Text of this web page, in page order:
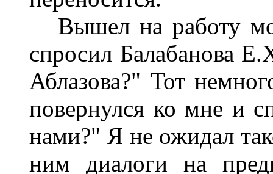
Вышел на работу
спросил Балабанова
Аблазова?" Тот
повернулся ко мне и
нами?" Я не ожидал
ним диалоги на